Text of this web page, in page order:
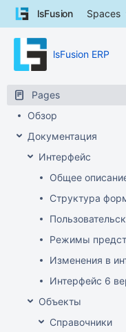
Skip
breadcrumbs
Skip
header
lsFusion Spaces
lsFusion ERP
Pages
Обзор
Документация
Интерфейс
Общее
Структура
Режимы
Изменения в
Интерфейс 6
Объекты
Справочники